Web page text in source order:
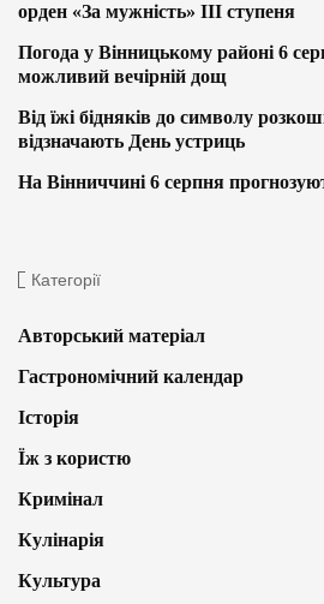
орден «За мужність» ІІІ ступеня
Погода у Вінницькому районі 6
можливий вечірній дощ
Від їжі бідняків до символу
відзначають День устриць
На Вінниччині 6 серпня
Категорії
Авторський матеріал
Гастрономічний календар
Історія
Їж з користю
Кримінал
Кулінарія
Культура